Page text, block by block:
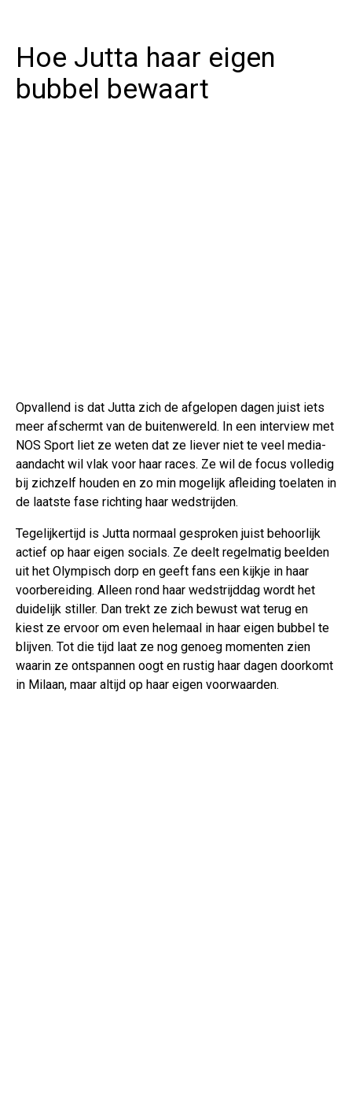
Hoe Jutta haar eigen
bubbel bewaart
Opvallend is dat Jutta zich de afgelopen dagen juist iets
meer afschermt van de buitenwereld. In een interview met
NOS Sport liet ze weten dat ze liever niet te veel media-
aandacht wil vlak voor haar races. Ze wil de focus volledig
bij zichzelf houden en zo min mogelijk afleiding toelaten in
de laatste fase richting haar wedstrijden.
Tegelijkertijd is Jutta normaal gesproken juist behoorlijk
actief op haar eigen socials. Ze deelt regelmatig beelden
uit het Olympisch dorp en geeft fans een kijkje in haar
voorbereiding. Alleen rond haar wedstrijddag wordt het
duidelijk stiller. Dan trekt ze zich bewust wat terug en
kiest ze ervoor om even helemaal in haar eigen bubbel te
blijven. Tot die tijd laat ze nog genoeg momenten zien
waarin ze ontspannen oogt en rustig haar dagen doorkomt
in Milaan, maar altijd op haar eigen voorwaarden.